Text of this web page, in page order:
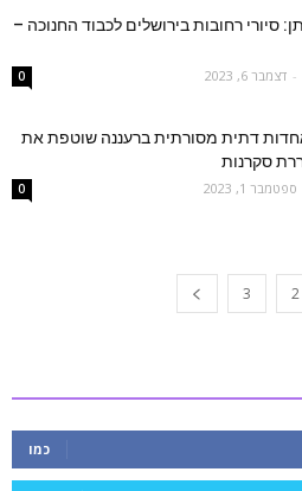
סיורי רחובות בירושלים לכבוד החנוכה –
- דצמבר 6, 2023 0
דתית מסורתית ברעננה שוטפת את
סקרנות
ספטמבר 1, 2023 0
2
3
כמו